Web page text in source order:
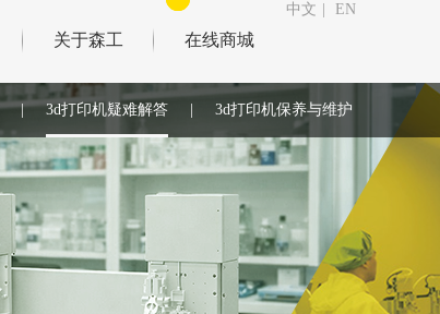
中文 EN
关于森工 在线商城
| 3d打印机疑难解答 3d打印机保养与维护